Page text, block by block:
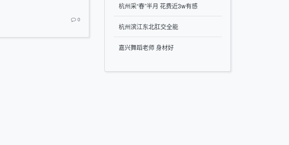
0
杭州采“春”半月 花费近3w有感
杭州滨江东北肛交全能
嘉兴舞蹈老师 身材好